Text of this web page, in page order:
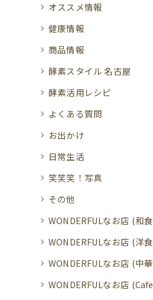
オススメ情報
健康情報
商品情報
酵素スタイル 名古屋
酵素活用レシピ
よくある質問
お出かけ
日常生活
笑笑笑！写真
その他
WONDERFULなお店 (和
WONDERFULなお店 (洋
WONDERFULなお店 (中
WONDERFULなお店